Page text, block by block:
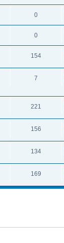
0
0
154
7
221
156
134
169